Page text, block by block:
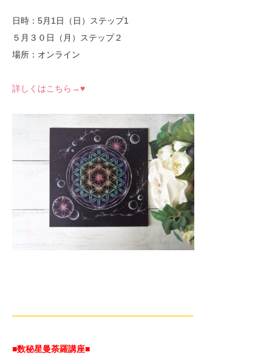
日時：5月1日（日）ステップ1
５月３０日（月）ステップ２
場所：オンライン
詳しくはこちら→♥
—————————————————————-
■数秘星曼荼羅講座■